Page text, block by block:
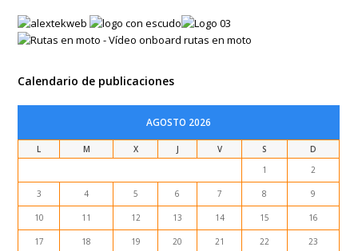
Calendario de publicaciones
AGOSTO 2026
L M X J V S
D
1
2
3 4 5 6 7 8 9
10 11 12 13 14 15 16
17 18 19 20 21 22 23